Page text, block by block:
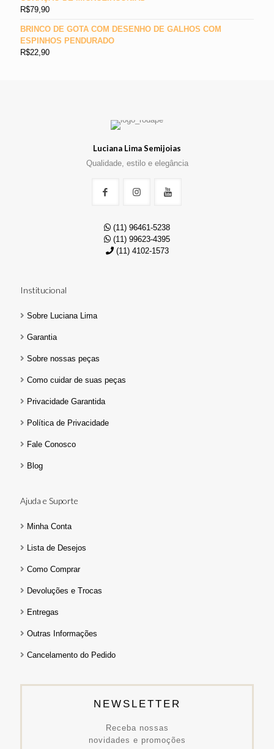
R$79,90
BRINCO DE GOTA COM DESENHO DE GALHOS COM
ESPINHOS PENDURADO
R$22,90
Luciana Lima Semijoias
Qualidade, estilo e elegância
(11) 96461-5238
(11) 99623-4395
(11) 4102-1573
Institucional
Sobre Luciana Lima
Garantia
Sobre nossas peças
Como cuidar de suas peças
Privacidade Garantida
Política de Privacidade
Fale Conosco
Blog
Ajuda e Suporte
Minha Conta
Lista de Desejos
Como Comprar
Devoluções e Trocas
Entregas
Outras Informações
Cancelamento do Pedido
NEWSLETTER
Receba nossas
novidades e promoções